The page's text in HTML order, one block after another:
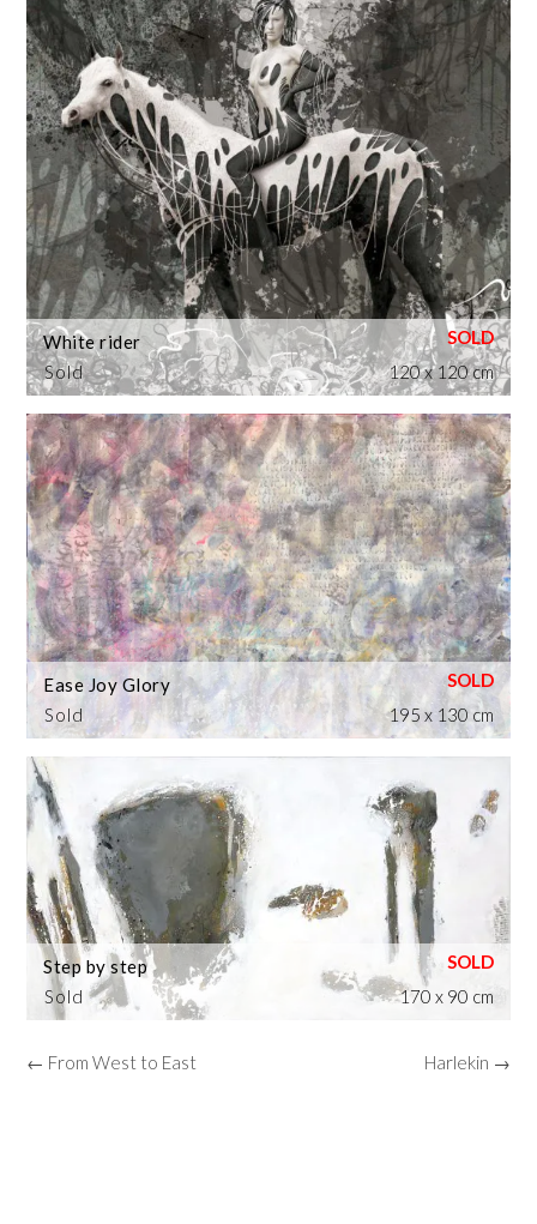
Sold
White rider
120 x 120 cm
Sold
Ease Joy Glory
195 x 130 cm
Sold
Step by step
170 x 90 cm
← From West to East Harlekin →